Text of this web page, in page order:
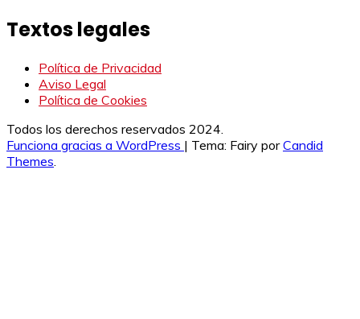
Textos legales
Política de Privacidad
Aviso Legal
Política de Cookies
Todos los derechos reservados 2024.
Funciona gracias a WordPress | Tema: Fairy porCandid
Themes